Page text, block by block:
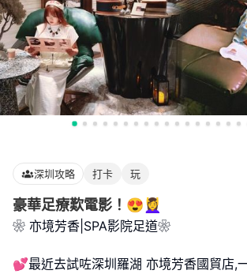
深圳攻略 打卡 玩
豪華足療歎電影！😍💆‍♀️
❀ 亦境芳香|SPA影院足道❀
💕最近去試咗深圳羅湖 亦境芳香國貿店,